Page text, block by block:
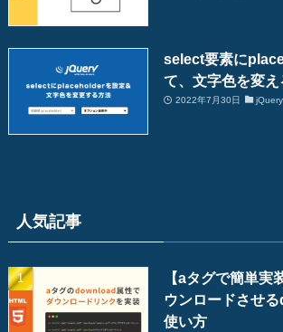
select要素に
て、文字色を変え
2022年7月30日 jQuery
人気記事
【aタグで簡単実
ウンロードさせ
使い方